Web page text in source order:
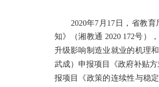
2020年7 月 17 日，省教
知》（湘教通 2020 172号）
升级影响制造业就业的机理
武成）申报项目《政府补贴
报项目《政策的连续性与稳